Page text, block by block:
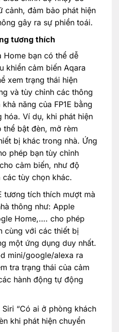
cảnh, đảm bảo phát hiện
gây ra sự phiền toái.
tương thích
Home bạn có thể dễ
khiển cảm biến Aqara
xem trạng thái hiện
và tùy chỉnh các thông
năng của FP1E bằng
Ví dụ, khi phát hiện
bật đèn, mở rèm
bị khác trong nhà. Ứng
phép bạn tùy chỉnh
cảm biến, như độ
các tùy chọn khác.
tương tích thích mượt mà
thông như: Apple
Home,…. cho phép
cùng với các thiết bị
một ứng dụng duy nhất.
mini/google/alexa ra
tra trạng thái của cảm
hành động tự động
“Có ai ở phòng khách
khi phát hiện chuyển